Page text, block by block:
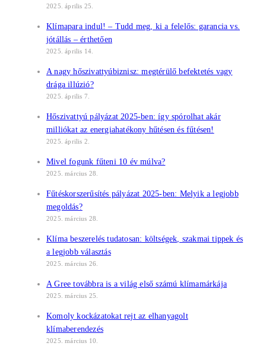
2025. április 25.
Klímapara indul! – Tudd meg, ki a felelős: garancia vs.
jótállás – érthetően
2025. április 14.
A nagy hőszivattyúbiznisz: megtérülő befektetés vagy
drága illúzió?
2025. április 7.
Hőszivattyú pályázat 2025-ben: így spórolhat akár
milliókat az energiahatékony hűtésen és fűtésen!
2025. április 2.
Mivel fogunk fűteni 10 év múlva?
2025. március 28.
Fűtéskorszerűsítés pályázat 2025-ben: Melyik a legjobb
megoldás?
2025. március 28.
Klíma beszerelés tudatosan: költségek, szakmai tippek és
a legjobb választás
2025. március 26.
A Gree továbbra is a világ első számú klímamárkája
2025. március 25.
Komoly kockázatokat rejt az elhanyagolt
klímaberendezés
2025. március 10.